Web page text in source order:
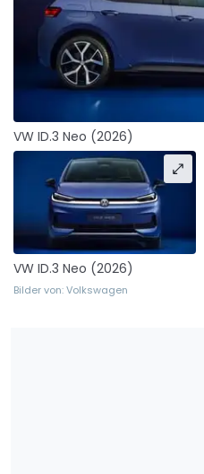
VW ID.3 Neo (2026)
VW ID.3 Neo (2026)
Bilder von: Volkswagen